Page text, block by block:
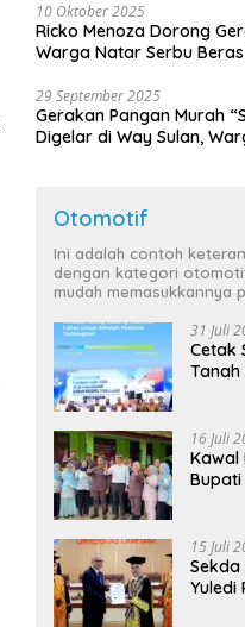
10 Oktober 2025
Ricko Menoza Dorong
Warga Natar Serbu
29 September 2025
Gerakan Pangan Murah
Digelar di Way Sulan,
Otomotif
Ini adalah contoh
dengan kategori
mudah memasukkannya
31 Juli
Cetak
Tanah
16 Juli
Kawal
15 Juli
Sekda
Yuledi